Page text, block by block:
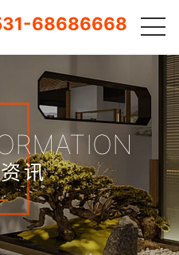
68686668
讯